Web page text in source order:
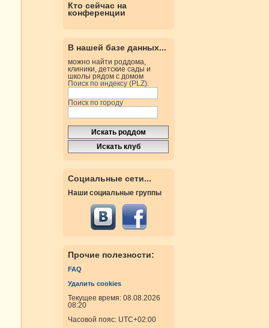
Кто сейчас на
конференции
В нашей базе данных...
можно найти роддома,
клиники, детские сады и
школы рядом с домом
Поиск по индексу (PLZ):
Поиск по городу
Социальные сети...
Наши социальные группы
Прочие полезности:
FAQ
Удалить cookies
Текущее время: 08.08.2026
08:20
Часовой пояс: UTC+02:00